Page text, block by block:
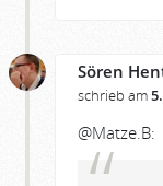
Sören
schrieb am
@Matze.B: